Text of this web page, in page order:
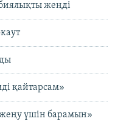
жеңді
қайтарсам»
үшін барамын»